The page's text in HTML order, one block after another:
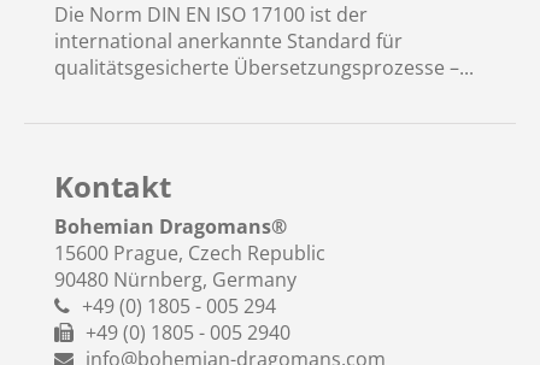
Die Norm DIN EN ISO 17100 ist der
international anerkannte Standard für
qualitätsgesicherte Übersetzungsprozesse –...
Kontakt
Bohemian Dragomans®
15600 Prague, Czech Republic
90480 Nürnberg, Germany
+49 (0) 1805 - 005 294
+49 (0) 1805 - 005 2940
info@bohemian-dragomans.com